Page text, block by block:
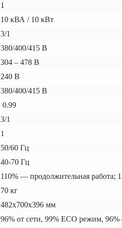
1
10 кВА / 10 кВт
3/1
380/400/415 В
304 – 478 В
240 В
380/400/415 В
0.99
3/1
1
50/60 Гц
40-70 Гц
110% — продолжительная
70 кг
482х700х396 мм
96% от сети, 99% ECO режим,